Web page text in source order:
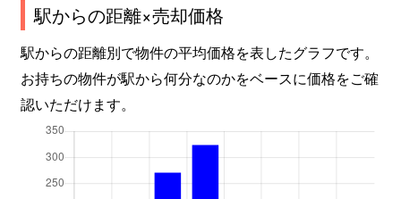
駅からの距離×売却価格
駅からの距離別で物件の平均価格を表したグラフです。
お持ちの物件が駅から何分なのかをベースに価格をご確
認いただけます。